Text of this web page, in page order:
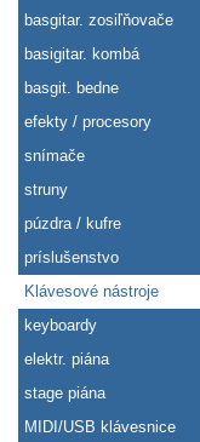
basgitar. zosiľňovače
basigitar. kombá
basgit. bedne
efekty / procesory
snímače
struny
púzdra / kufre
príslušenstvo
Klávesové nástroje
keyboardy
elektr. piána
stage piána
MIDI/USB klávesnice